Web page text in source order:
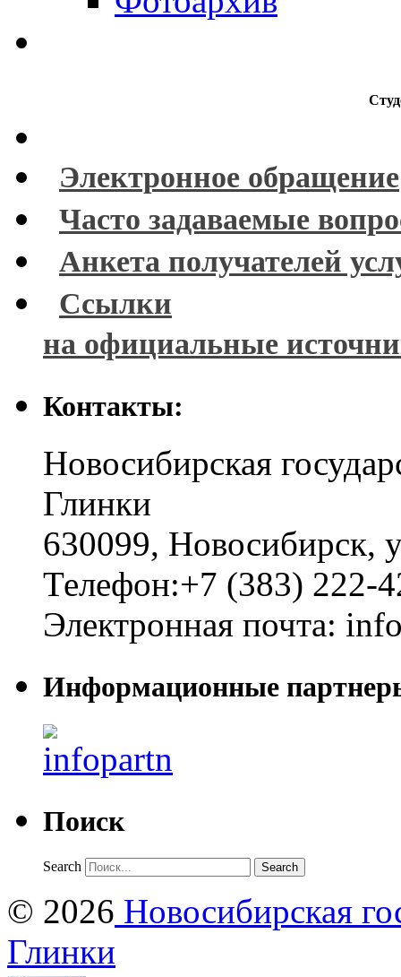
Электронное обращение
Часто задаваемые
Анкета получателей
Ссылки
на официальные
Контакты:
Новосибирская
Глинки
630099, Новосибирск,
Телефон:+7 (383) 222-
Электронная почта:
Информационные
Поиск
Search
© 2026 Новосибирская
Глинки